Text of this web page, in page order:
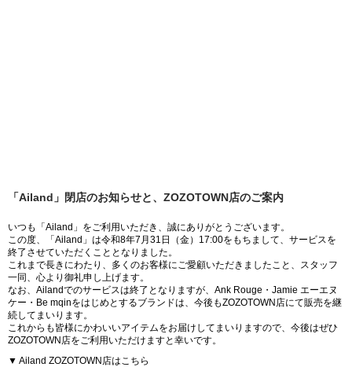
「Ailand」閉店のお知らせと、ZOZOTOWN店のご案内
いつも「Ailand」をご利用いただき、誠にありがとうございます。
この度、「Ailand」は令和8年7月31日（金）17:00をもちまして、サービスを
終了させていただくこととなりました。
これまで長きにわたり、多くのお客様にご愛顧いただきましたこと、スタッフ
一同、心より御礼申し上げます。
なお、Ailandでのサービスは終了となりますが、Ank Rouge・Jamie エーエヌ
ケー・Be mqinをはじめとするブランドは、今後もZOZOTOWN店にて販売を継
続してまいります。
これからも皆様にかわいいアイテムをお届けしてまいりますので、今後はぜひ
ZOZOTOWN店をご利用いただけますと幸いです。
▼ Ailand ZOZOTOWN店はこちら